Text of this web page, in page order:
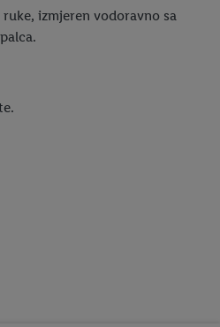
izmjeren vodoravno sa